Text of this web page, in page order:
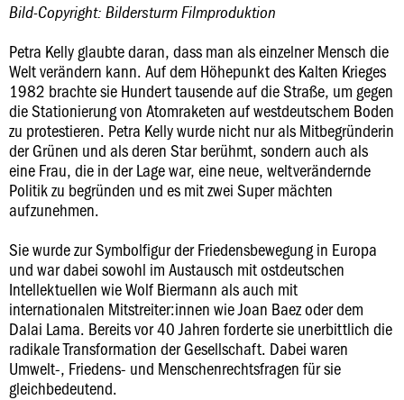
Bild-Copyright: Bildersturm Filmproduktion
Petra Kelly glaubte daran, dass man als einzelner Mensch die
Welt verändern kann. Auf dem Höhepunkt des Kalten Krieges
1982 brachte sie Hundert tausende auf die Straße, um gegen
die Stationierung von Atomraketen auf westdeutschem Boden
zu protestieren. Petra Kelly wurde nicht nur als Mitbegründerin
der Grünen und als deren Star berühmt, sondern auch als
eine Frau, die in der Lage war, eine neue, weltverändernde
Politik zu begründen und es mit zwei Super mächten
aufzunehmen.
Sie wurde zur Symbolfigur der Friedensbewegung in Europa
und war dabei sowohl im Austausch mit ostdeutschen
Intellektuellen wie Wolf Biermann als auch mit
internationalen Mitstreiter:innen wie Joan Baez oder dem
Dalai Lama. Bereits vor 40 Jahren forderte sie unerbittlich die
radikale Transformation der Gesellschaft. Dabei waren
Umwelt-, Friedens- und Menschenrechtsfragen für sie
gleichbedeutend.